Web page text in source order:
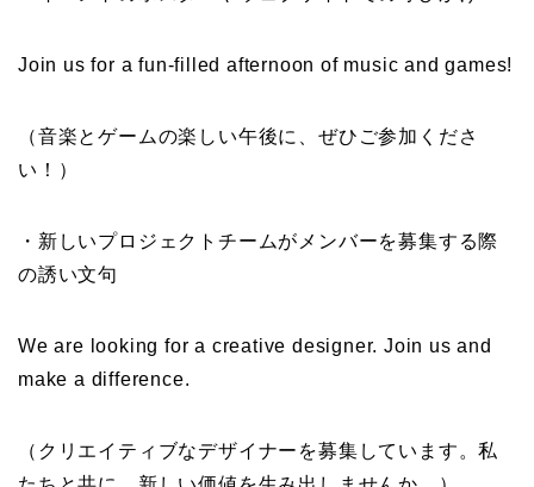
Join us for a fun-filled afternoon of music and games!
（音楽とゲームの楽しい午後に、ぜひご参加くださ
い！）
・新しいプロジェクトチームがメンバーを募集する際
の誘い文句
We are looking for a creative designer. Join us and
make a difference.
（クリエイティブなデザイナーを募集しています。私